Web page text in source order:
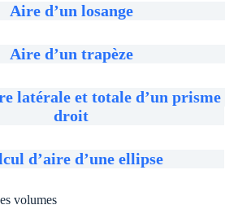
Aire d’un losange
Aire d’un trapèze
latérale et totale d’un prisme
droit
d’aire d’une ellipse
volumes